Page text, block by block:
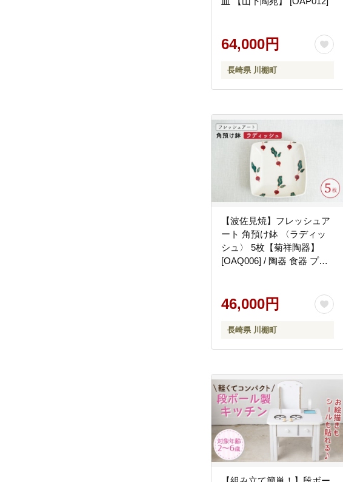
64,000円
長崎県 川棚町
【波佐見焼】フレッシュア
ート 角預け鉢 〈ラディッ
シュ〉 5枚【菊祥陶器】
[OAQ006] / 陶器 食器 プレ
46,000円
長崎県 川棚町